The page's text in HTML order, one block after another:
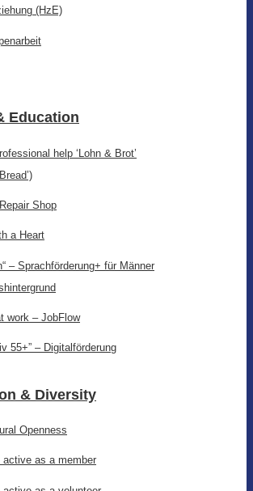
(HzE)
Education
help ‘Lohn & Brot’
Shop
a Heart
– Sprachförderung+ für Männer
work – JobFlow
55+” – Digitalförderung
& Diversity
Openness
active as a member